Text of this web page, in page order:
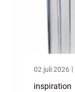
02 juli 2026
inspiration